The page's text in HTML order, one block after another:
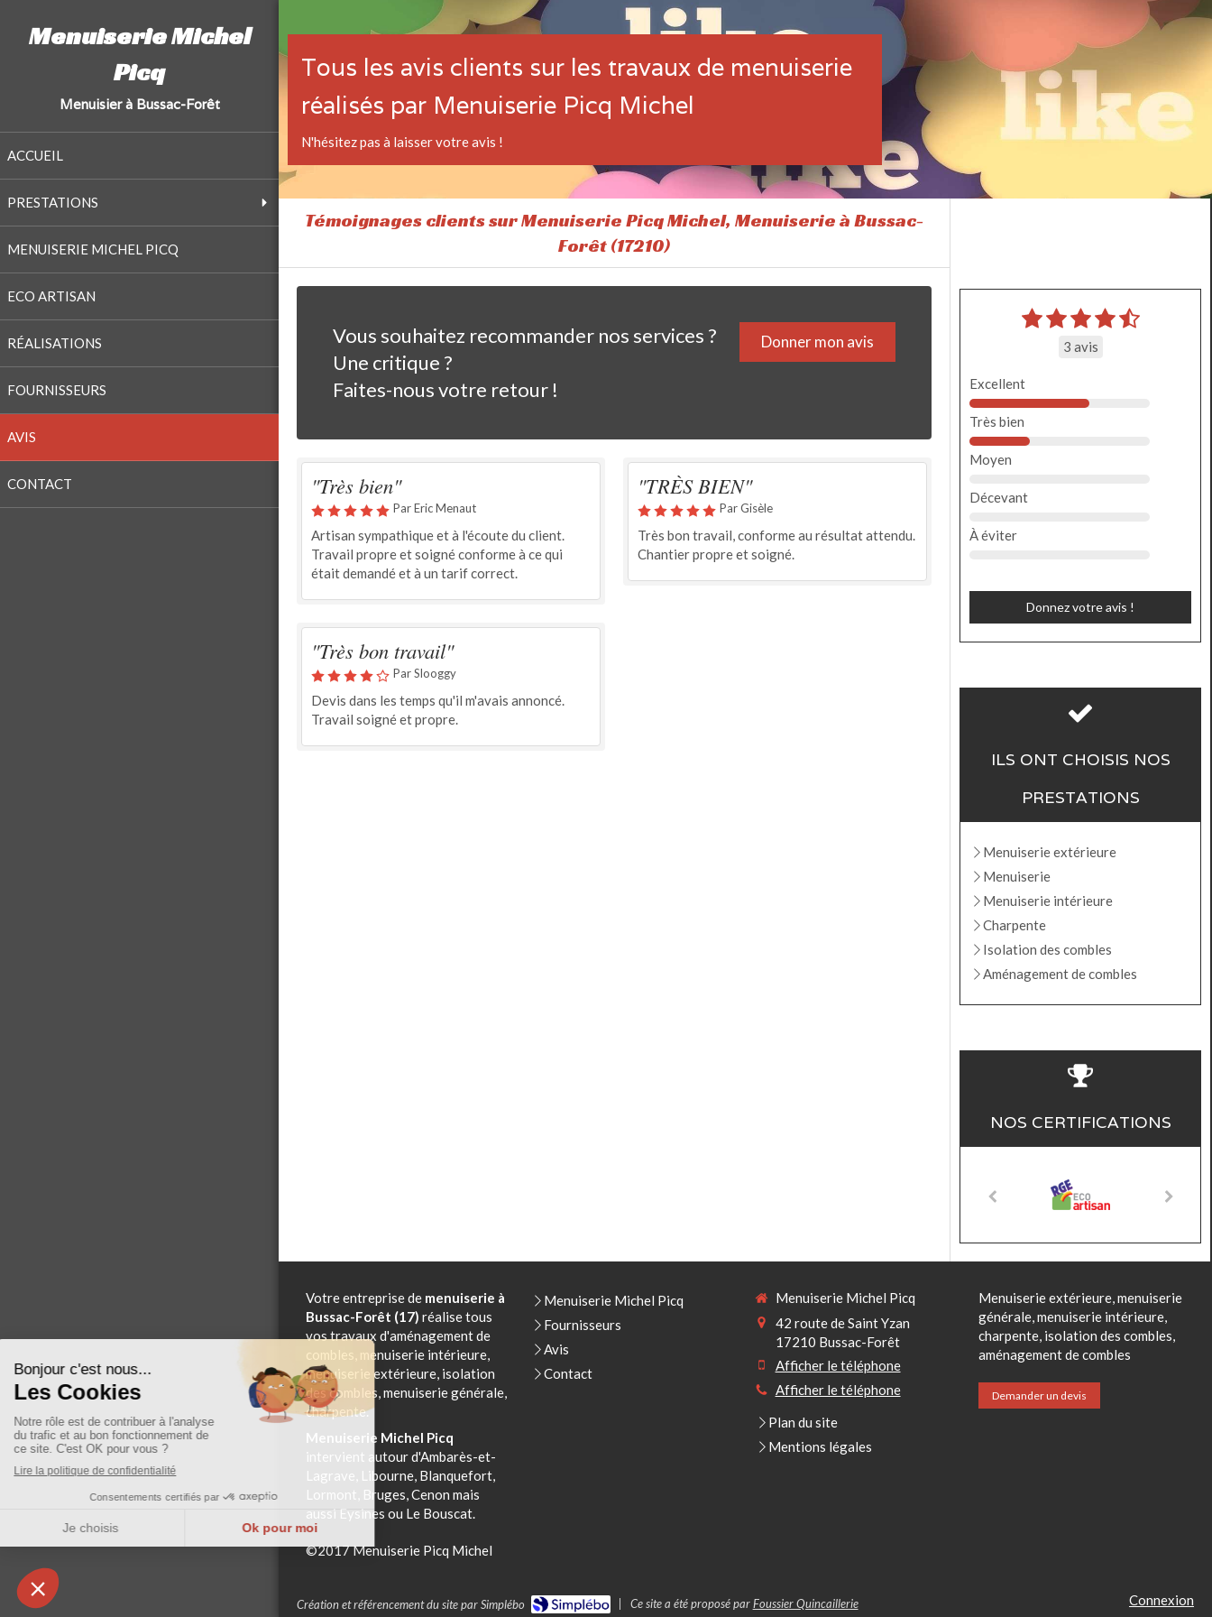
Menuiserie Michel
Picq
Menuisier à Bussac-Forêt
ACCUEIL
PRESTATIONS
MENUISERIE MICHEL PICQ
ECO ARTISAN
RÉALISATIONS
FOURNISSEURS
AVIS
CONTACT
Tous les avis clients sur les travaux de menuiserie
réalisés par Menuiserie Picq Michel
N'hésitez pas à laisser votre avis !
Témoignages clients sur Menuiserie Picq Michel, Menuiserie à Bussac-
Forêt (17210)
Vous souhaitez recommander nos services ?
Une critique ?
Faites-nous votre retour !
Donner mon avis
"Très bien"
Par Eric Menaut
Artisan sympathique et à l'écoute du client.
Travail propre et soigné conforme à ce qui
était demandé et à un tarif correct.
"TRÈS BIEN"
Par Gisèle
Très bon travail, conforme au résultat attendu.
Chantier propre et soigné.
"Très bon travail"
Par Slooggy
Devis dans les temps qu'il m'avais annoncé.
Travail soigné et propre.
3 avis
Excellent
Très bien
Moyen
Décevant
À éviter
Donnez votre avis !
ILS ONT CHOISIS NOS
PRESTATIONS
Menuiserie extérieure
Menuiserie
Menuiserie intérieure
Charpente
Isolation des combles
Aménagement de combles
NOS CERTIFICATIONS
Votre entreprise de menuiserie à
Bussac-Forêt (17)réalise tous
vos travaux d'aménagement de
combles, menuiserie intérieure,
menuiserie extérieure, isolation
des combles, menuiserie générale,
charpente.
Menuiserie Michel Picq
intervient autour d'Ambarès-et-
Lagrave, Libourne, Blanquefort,
Lormont, Bruges, Cenon mais
aussi Eysines ou Le Bouscat.
©2017 Menuiserie Picq Michel
Menuiserie Michel Picq
Fournisseurs
Avis
Contact
Menuiserie Michel Picq
42 route de Saint Yzan
17210 Bussac-Forêt
Afficher le téléphone
Afficher le téléphone
Plan du site
Mentions légales
Menuiserie extérieure, menuiserie
générale, menuiserie intérieure,
charpente, isolation des combles,
aménagement de combles
Demander un devis
Création et référencement du site par Simplébo Ce site a été proposé parFoussier Quincaillerie Connexion